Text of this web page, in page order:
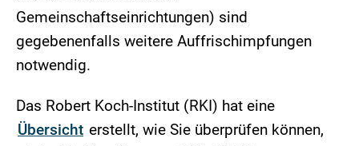
Gemeinschaftseinrichtungen) sind
gegebenenfalls weitere Auffrischimpfungen
notwendig.
Das Robert Koch-Institut (RKI) hat eine
Übersicht erstellt, wie Sie überprüfen können,